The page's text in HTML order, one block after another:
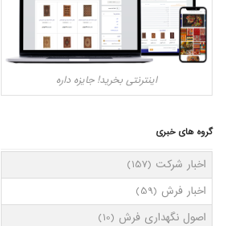
اینترنتی بخرید! جایزه داره
گروه های خبری
اخبار شرکت (157)
اخبار فرش (59)
اصول نگهداری فرش (10)